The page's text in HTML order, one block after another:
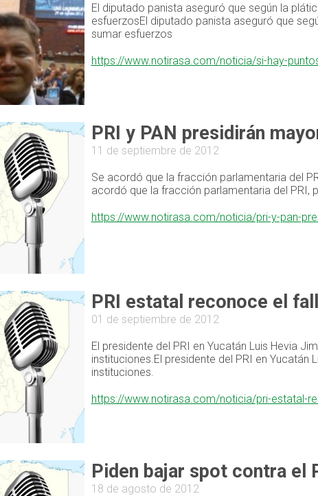
El diputado panista aseguró que según la
esfuerzosEl diputado panista aseguró que
sumar esfuerzos
https://www.notirasa.com/noticia/si-hay-
PRI y PAN presidirán
11 de septiembre de 2012
Se acordó que la fracción parlamentaria del
acordó que la fracción parlamentaria del PRI,
https://www.notirasa.com/noticia/pri-y-pan-
PRI estatal reconoce el
01 de septiembre de 2012
El presidente del PRI en Yucatán Luis Hevia
instituciones.El presidente del PRI en
instituciones.
https://www.notirasa.com/noticia/pri-estatal-
Piden bajar spot contra el
18 de agosto de 2012